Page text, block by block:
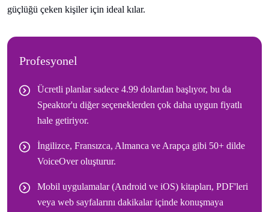
güçlüğü çeken kişiler için ideal kılar.
Profesyonel
Ücretli planlar sadece 4.99 dolardan başlıyor, bu da
Speaktor'u diğer seçeneklerden çok daha uygun fiyatlı
hale getiriyor.
İngilizce, Fransızca, Almanca ve Arapça gibi 50+ dilde
VoiceOver oluşturur.
Mobil uygulamalar (Android ve iOS) kitapları, PDF'leri
veya web sayfalarını dakikalar içinde konuşmaya